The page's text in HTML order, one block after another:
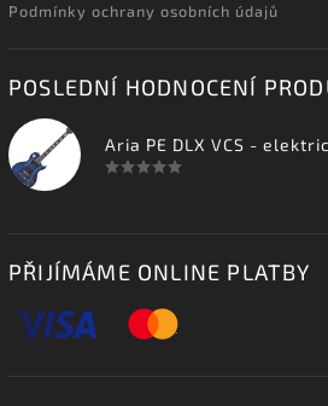
Podmínky ochrany osobních údajů
POSLEDNÍ HODNOCENÍ
PŘIJÍMÁME ONLINE PLATBY